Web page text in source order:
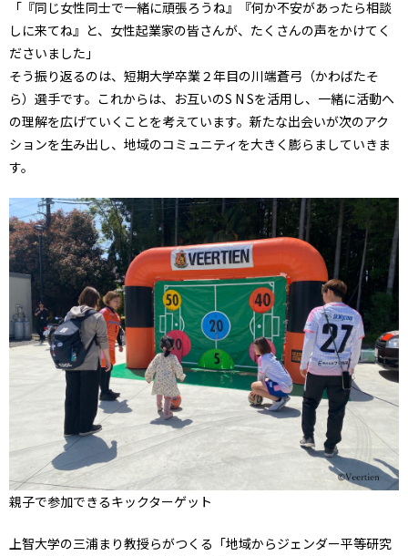
「『同じ女性同士で一緒に頑張ろうね』『何か不安があったら相談
しに来てね』と、女性起業家の皆さんが、たくさんの声をかけてく
ださいました」
そう振り返るのは、短期大学卒業２年目の川端蒼弓（かわばたそ
ら）選手です。これからは、お互いのS N Sを活用し、一緒に活動へ
の理解を広げていくことを考えています。新たな出会いが次のアク
ションを生み出し、地域のコミュニティを大きく膨らましていきま
す。
親子で参加できるキックターゲット
上智大学の三浦まり教授らがつくる「地域からジェンダー平等研究